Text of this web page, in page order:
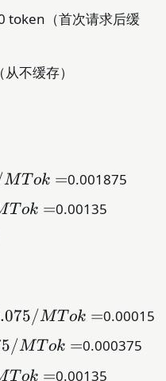
token（首次请求后缓
不缓存）
MT ok =0.001875
T ok =0.00135
MTok
MT ok =0.00015
MTok
MT ok =0.000375
T ok =0.00135